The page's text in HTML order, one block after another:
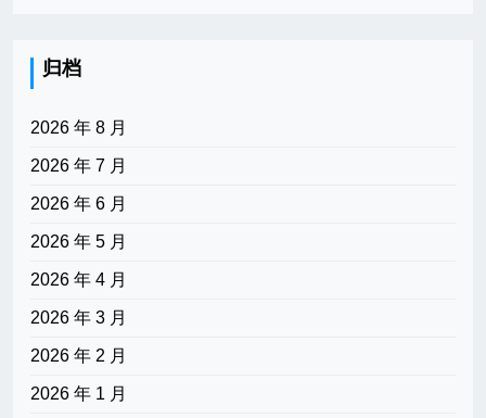
归档
2026 年 8 月
2026 年 7 月
2026 年 6 月
2026 年 5 月
2026 年 4 月
2026 年 3 月
2026 年 2 月
2026 年 1 月